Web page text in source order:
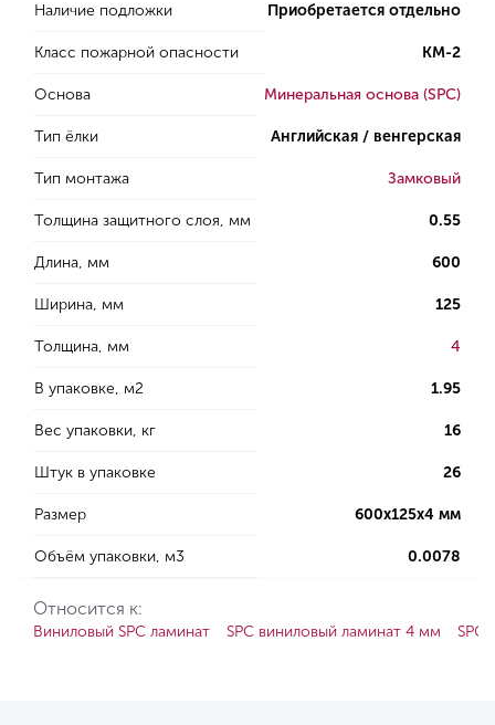
Наличие подложки Приобретается отдельно
Класс пожарной опасности КМ-2
Основа Минеральная основа (SPC)
Тип ёлки Английская / венгерская
Тип монтажа Замковый
Толщина защитного слоя, мм 0.55
Длина, мм 600
Ширина, мм 125
Толщина, мм 4
В упаковке, м2 1.95
Вес упаковки, кг 16
Штук в упаковке 26
Размер 600х125х4 мм
Объём упаковки, м3 0.0078
Относится к:
Виниловый SPC ламинат SPC виниловый ламинат 4 мм SPC